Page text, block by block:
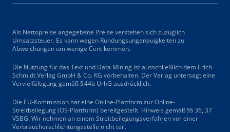
Als Nettopreise angegebene Preise verstehen sich zuzüglich
Umsatzsteuer. Es kann wegen Rundungsungenauigkeiten zu
Abweichungen um wenige Cent kommen.
Die Nutzung für das Text und Data Mining ist ausschließlich dem Erich
Schmidt Verlag GmbH & Co. KG vorbehalten. Der Verlag untersagt eine
Vervielfältigung gemäß § 44b UrhG ausdrücklich.
Die EU-Kommission hat eine Online-Plattform zur Online-
Streitbeilegung (OS-Plattform) bereitgestellt. Hinweis gemäß §§ 36, 37
VSBG: Wir nehmen an einem Streitbeilegungsverfahren vor einer
Verbraucherschlichtungsstelle nicht teil.